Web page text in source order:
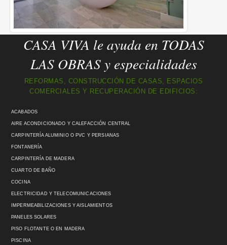
CASA VIVA le ayuda en TODAS
LAS OBRAS y especialidades
REFORMAS, CONSTRUCCIÓN DE CASAS, ESPACIOS
COMERCIALES Y RECUPERACIÓN DE EDIFICIOS:
ACABADOS
AIRE ACONDICIONADO Y CALEFACCIÓN CENTRAL
CARPINTERÍA ALUMINIO O PVC Y PERSIANAS
FONTANERÍA
CARPINTERÍA DE MADERA
CUARTO DE BAÑO
COCINA
ELECTRICIDAD Y TELECOMUNICACIONES
IMPERMEABILIZACIONES Y AISLAMIENTOS
PANELES SOLARES
PISO FLOTANTE O EN MADERA
PISCINA